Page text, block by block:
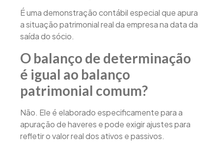
É uma demonstração contábil especial que apura
a situação patrimonial real da empresa na data da
saída do sócio.
O balanço de determinação
é igual ao balanço
patrimonial comum?
Não. Ele é elaborado especificamente para a
apuração de haveres e pode exigir ajustes para
refletir o valor real dos ativos e passivos.